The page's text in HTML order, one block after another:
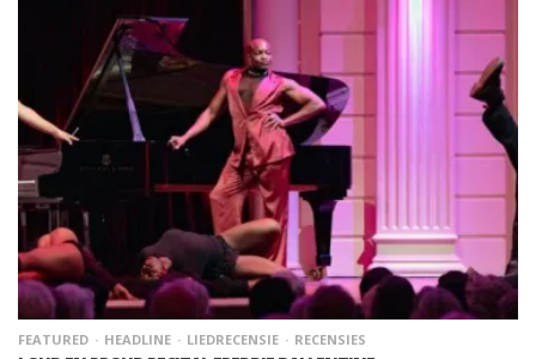
FEATURED HEADLINE LIEDRECENSIE RECENSIES